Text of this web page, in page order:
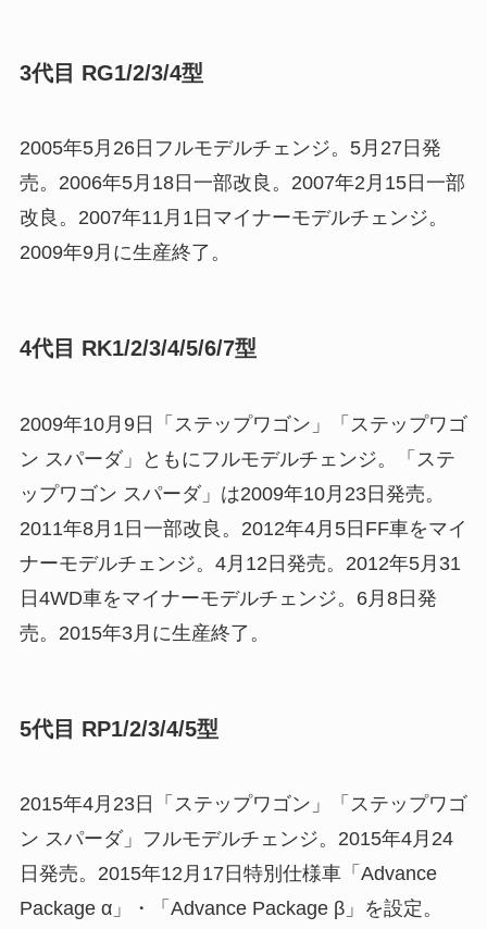
3代目 RG1/2/3/4型
2005年5月26日フルモデルチェンジ。5月27日発
売。2006年5月18日一部改良。2007年2月15日一部
改良。2007年11月1日マイナーモデルチェンジ。
2009年9月に生産終了。
4代目 RK1/2/3/4/5/6/7型
2009年10月9日「ステップワゴン」「ステップワゴ
ン スパーダ」ともにフルモデルチェンジ。「ステ
ップワゴン スパーダ」は2009年10月23日発売。
2011年8月1日一部改良。2012年4月5日FF車をマイ
ナーモデルチェンジ。4月12日発売。2012年5月31
日4WD車をマイナーモデルチェンジ。6月8日発
売。2015年3月に生産終了。
5代目 RP1/2/3/4/5型
2015年4月23日「ステップワゴン」「ステップワゴ
ン スパーダ」フルモデルチェンジ。2015年4月24
日発売。2015年12月17日特別仕様車「Advance
Package α」・「Advance Package β」を設定。